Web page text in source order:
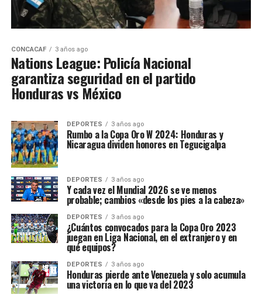
CONCACAF 3 años ago
Nations League: Policía Nacional
garantiza seguridad en el partido
Honduras vs México
DEPORTES 3 años ago
Rumbo a la Copa Oro W 2024: Honduras y
Nicaragua dividen honores en Tegucigalpa
DEPORTES 3 años ago
Y cada vez el Mundial 2026 se ve menos
probable; cambios «desde los pies a la cabeza»
DEPORTES 3 años ago
¿Cuántos convocados para la Copa Oro 2023
juegan en Liga Nacional, en el extranjero y en
qué equipos?
DEPORTES 3 años ago
Honduras pierde ante Venezuela y solo acumula
una victoria en lo que va del 2023